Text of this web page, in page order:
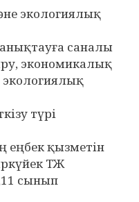
экологиялық
анықтауға саналы
экономикалық
түрі
еңбек қызметін
ТЖ
сынып